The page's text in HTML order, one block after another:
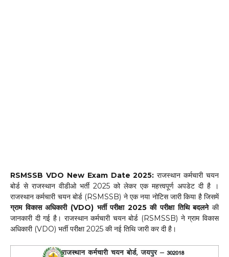
RSMSSB VDO New Exam Date 2025:राजस्थान कर्मचारी चयन
बोर्ड से राजस्थान वीडीओ भर्ती 2025 को लेकर एक महत्त्वपूर्ण अपडेट दी है ।
राजस्थान कर्मचारी चयन बोर्ड (RSMSSB) ने एक नया नोटिस जारी किया है जिसमें
ग्राम विकास अधिकारी (VDO) भर्ती परीक्षा 2025 की परीक्षा तिथि बदलनेकी
जानकारी दी गई है। राजस्थान कर्मचारी चयन बोर्ड (RSMSSB) ने ग्राम विकास
अधिकारी (VDO) भर्ती परीक्षा 2025 की नई तिथि जारी कर दी है।